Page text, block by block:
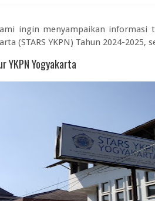
ingin menyampaikan informasi
(STARS YKPN) Tahun 2024-2025,
YKPN Yogyakarta